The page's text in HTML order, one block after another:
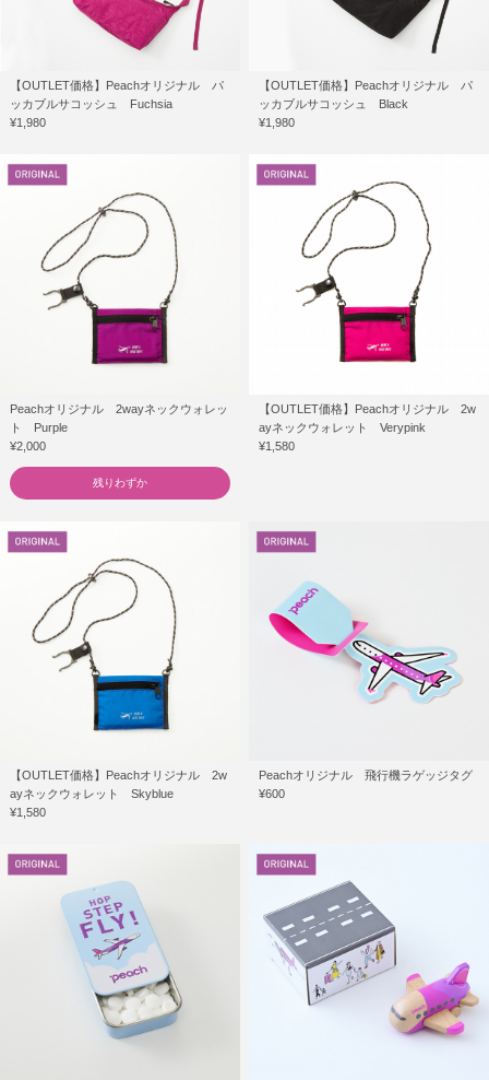
【OUTLET価格】Peachオリジナル パ
ッカブルサコッシュ Fuchsia
¥1,980
【OUTLET価格】Peachオリジナル パ
ッカブルサコッシュ Black
¥1,980
Peachオリジナル 2wayネックウォレッ
ト Purple
¥2,000
残りわずか
【OUTLET価格】Peachオリジナル 2w
ayネックウォレット Verypink
¥1,580
【OUTLET価格】Peachオリジナル 2w
ayネックウォレット Skyblue
¥1,580
Peachオリジナル 飛行機ラゲッジタグ
¥600